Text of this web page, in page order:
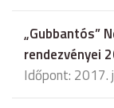
„Gubbantós”
rendezvényei
Időpont: 2017.